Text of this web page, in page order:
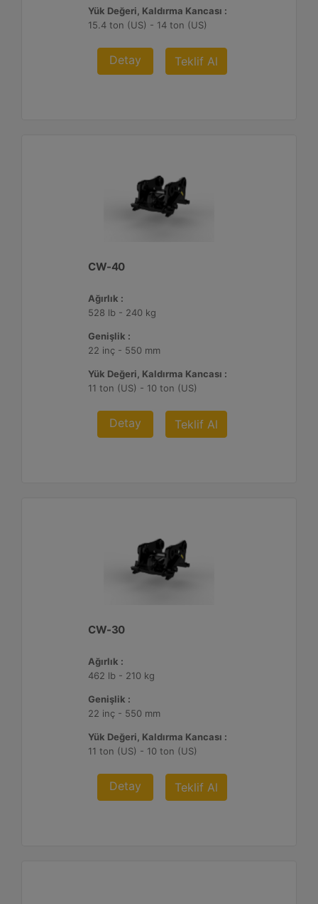
Yük Değeri, Kaldırma Kancası :
15.4 ton (US) - 14 ton (US)
Detay Teklif Al
CW-40
Ağırlık :
528 lb - 240 kg
Genişlik :
22 inç - 550 mm
Yük Değeri, Kaldırma Kancası :
11 ton (US) - 10 ton (US)
Detay Teklif Al
CW-30
Ağırlık :
462 lb - 210 kg
Genişlik :
22 inç - 550 mm
Yük Değeri, Kaldırma Kancası :
11 ton (US) - 10 ton (US)
Detay Teklif Al